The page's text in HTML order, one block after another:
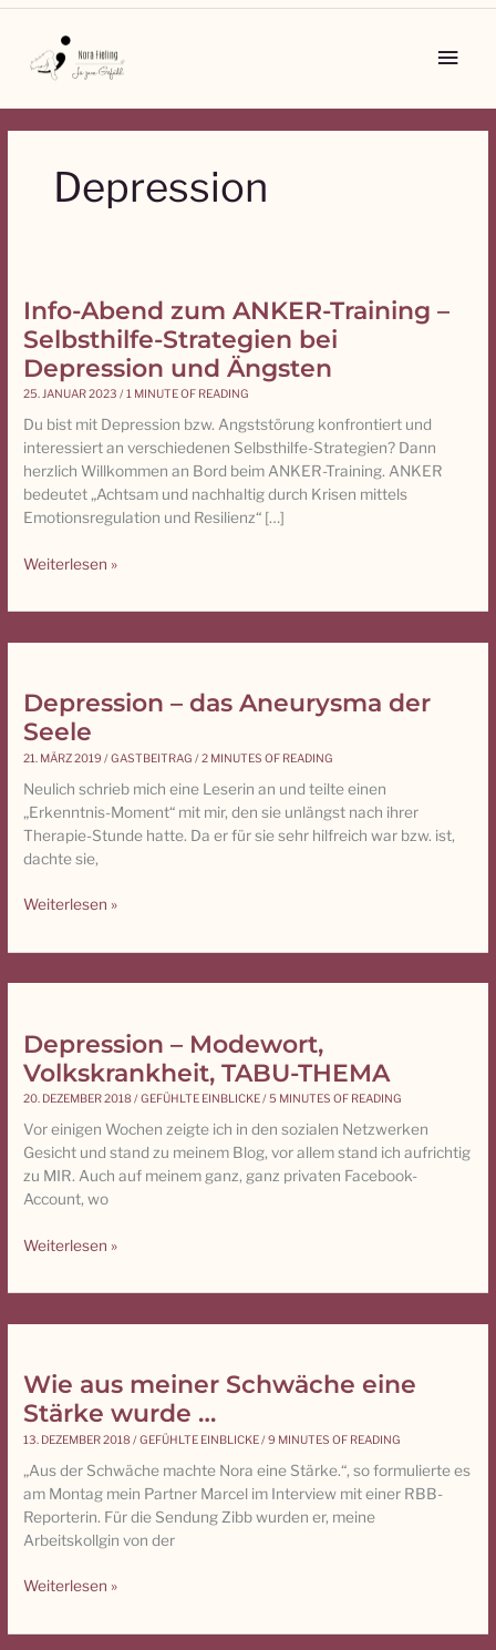
Zum
springen
Main
Depression
Info-Abend zum ANKER-Training –
Selbsthilfe-Strategien bei
Depression und Ängsten
25. JANUAR 2023 /1 MINUTE OF READING
Du bist mit Depression bzw. Angststörung konfrontiert und
interessiert an verschiedenen Selbsthilfe-Strategien? Dann
herzlich Willkommen an Bord beim ANKER-Training. ANKER
bedeutet „Achtsam und nachhaltig durch Krisen mittels
Emotionsregulation und Resilienz“ […]
Info-
Abend
zum
ANKER-
Training
–
Selbsthilfe-
Strategien
bei
Depression
Ängsten
Weiterlesen »
Depression – das Aneurysma der
Seele
21. MÄRZ 2019 /GASTBEITRAG /2 MINUTES OF READING
Neulich schrieb mich eine Leserin an und teilte einen
„Erkenntnis-Moment“ mit mir, den sie unlängst nach ihrer
Therapie-Stunde hatte. Da er für sie sehr hilfreich war bzw. ist,
dachte sie,
Depression
–
das
Aneurysma
der
Seele
Weiterlesen »
Depression – Modewort,
Volkskrankheit, TABU-THEMA
20. DEZEMBER 2018/GEFÜHLTE EINBLICKE/5 MINUTES OF READING
Vor einigen Wochen zeigte ich in den sozialen Netzwerken
Gesicht und stand zu meinem Blog, vor allem stand ich aufrichtig
zu MIR. Auch auf meinem ganz, ganz privaten Facebook-
Account, wo
Depression
–
Modewort,
TABU-
THEMA
Weiterlesen »
Wie aus meiner Schwäche eine
Stärke wurde …
13. DEZEMBER 2018/GEFÜHLTE EINBLICKE/9 MINUTES OF READING
„Aus der Schwäche machte Nora eine Stärke.“, so formulierte es
am Montag mein Partner Marcel im Interview mit einer RBB-
Reporterin. Für die Sendung Zibb wurden er, meine
Arbeitskollgin von der
Wie
aus
meiner
Schwäche
eine
Stärke
wurde
…
Weiterlesen »